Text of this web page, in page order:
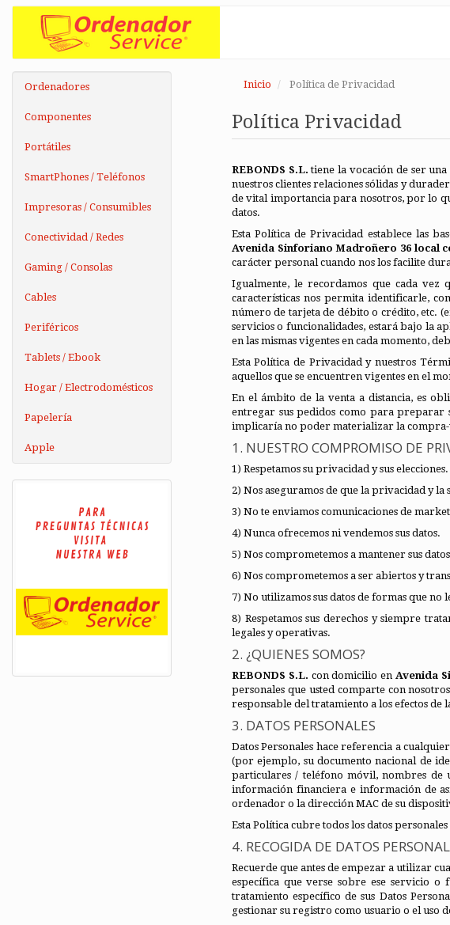
Ordenadores
Componentes
Portátiles
SmartPhones / Teléfonos
Impresoras / Consumibles
Conectividad / Redes
Gaming / Consolas
Cables
Periféricos
Tablets / Ebook
Hogar / Electrodomésticos
Papelería
Apple
Inicio Política de Privacidad
Política Privacidad
REBONDS S.L. tiene la vocación de ser
nuestros clientes relaciones sólidas y
de vital importancia para nosotros, por lo
datos.
Esta Política de Privacidad establece las
Avenida Sinforiano Madroñero 36 local
carácter personal cuando nos los facilite
Igualmente, le recordamos que cada vez
características nos permita identificarle,
número de tarjeta de débito o crédito, etc.
servicios o funcionalidades, estará bajo la
en las mismas vigentes en cada momento,
Esta Política de Privacidad y nuestros
aquellos que se encuentren vigentes en el
En el ámbito de la venta a distancia, es
entregar sus pedidos como para
implicaría no poder materializar la
1. NUESTRO COMPROMISO DE
1) Respetamos su privacidad y sus elecciones.
2) Nos aseguramos de que la privacidad y
3) No te enviamos comunicaciones de
4) Nunca ofrecemos ni vendemos sus datos.
5) Nos comprometemos a mantener sus
6) Nos comprometemos a ser abiertos y
7) No utilizamos sus datos de formas que no
8) Respetamos sus derechos y siempre
legales y operativas.
2. ¿QUIENES SOMOS?
REBONDS S.L. con domicilio enAvenida
personales que usted comparte con
responsable del tratamiento a los efectos de
3. DATOS PERSONALES
Datos Personales hace referencia a
(por ejemplo, su documento nacional de
particulares / teléfono móvil, nombres de
información financiera e información de
ordenador o la dirección MAC de su
Esta Política cubre todos los datos
4. RECOGIDA DE DATOS
Recuerde que antes de empezar a utilizar
específica que verse sobre ese servicio
tratamiento específico de sus Datos
gestionar su registro como usuario o el uso